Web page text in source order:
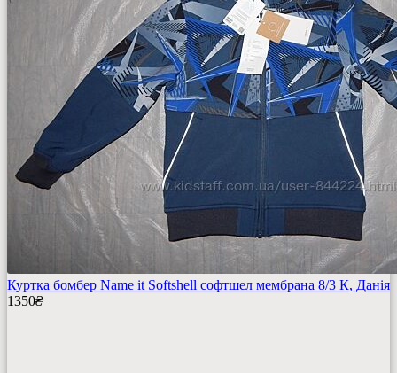
Куртка бомбер Name it Softshell софтшел мембрана 8/3 К, Данія
1350₴